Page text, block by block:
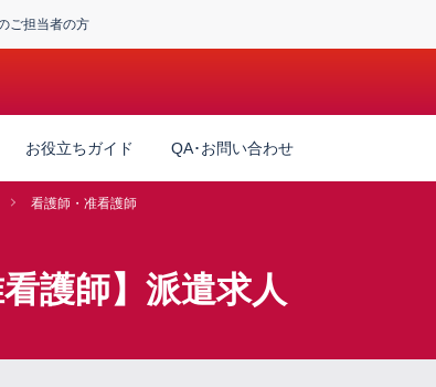
ご担当者の方
お役立ちガイド QA･お問い合わせ
看護師・准看護師
護師】派遣求人